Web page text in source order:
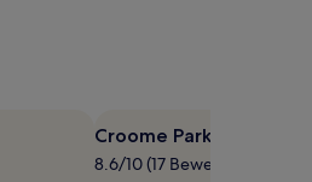
Croome Park
8.6/10 (17 Bewertungen)